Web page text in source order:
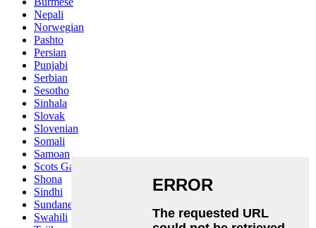
Nepali
Norwegian
Pashto
Persian
Punjabi
Serbian
Sesotho
Sinhala
Slovak
Slovenian
Somali
Samoan
Scots Gaelic
Shona
Sindhi
Sundanese
Swahili